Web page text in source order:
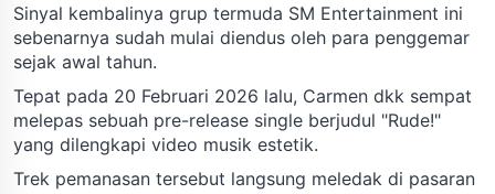
Sinyal kembalinya grup termuda SM Entertainment ini
sebenarnya sudah mulai diendus oleh para penggemar
sejak awal tahun.
Tepat pada 20 Februari 2026 lalu, Carmen dkk sempat
melepas sebuah pre-release single berjudul "Rude!"
yang dilengkapi video musik estetik.
Trek pemanasan tersebut langsung meledak di pasaran